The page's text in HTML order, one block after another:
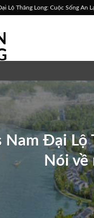
Lộ Thăng Long: Cuộc Sống An
Nam Đại Lộ
Nói